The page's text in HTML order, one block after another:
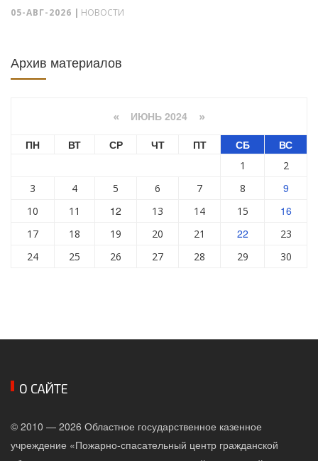
05-АВГ-2026 | НОВОСТИ
Архив материалов
« ИЮНЬ 2024 »
ПН ВТ СР ЧТ ПТ СБ ВС
1
2
3
4 5 6 7 8 9
10 11 12 13 14 15 16
17 18 19 20 21 22
23
24
25 26 27 28 29 30
О САЙТЕ
© 2010 — 2026 Областное государственное казенное
учреждение «Пожарно-спасательный центр гражданской